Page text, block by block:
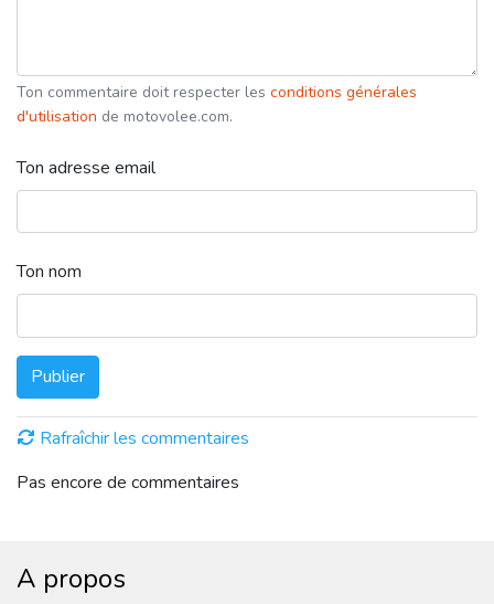
Ton commentaire doit respecter les conditions générales
d'utilisation de motovolee.com.
Ton adresse email
Ton nom
Publier
Rafraîchir les commentaires
Pas encore de commentaires
A propos